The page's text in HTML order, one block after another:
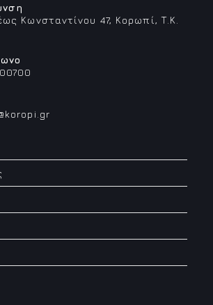
Κωνσταντίνου 47, Κορωπί, Τ.Κ.
Opens